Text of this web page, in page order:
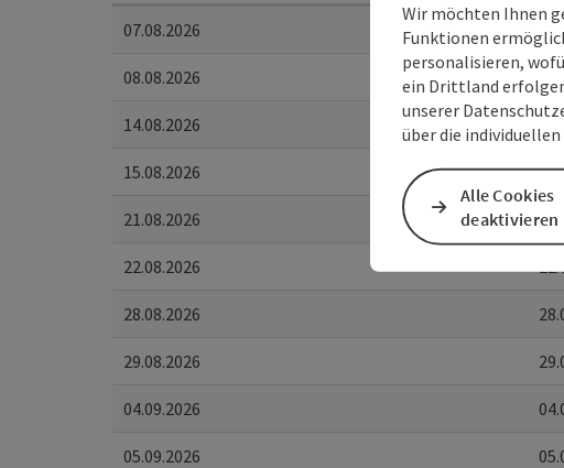
07.08.2026
08.08.2026
14.08.2026
15.08.2026
21.08.2026
22.08.2026
28.08.2026
29.08.2026
04.09.2026
05.09.2026
Wir möchten Ihnen
Funktionen
personalisieren,
ein Drittland
unserer
über die
Alle Cookies
deaktivieren